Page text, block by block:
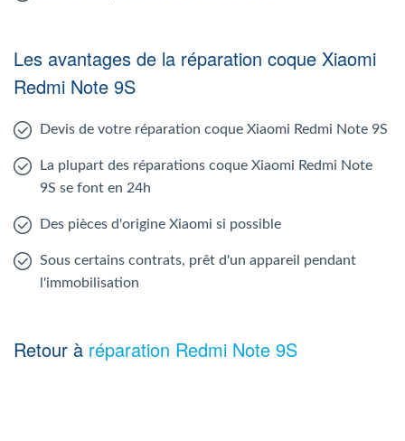
Les avantages de la réparation coque Xiaomi
Redmi Note 9S
Devis de votre réparation coque Xiaomi Redmi Note 9S
La plupart des réparations coque Xiaomi Redmi Note
9S se font en 24h
Des pièces d'origine Xiaomi si possible
Sous certains contrats, prêt d'un appareil pendant
l'immobilisation
Retour à réparation Redmi Note 9S